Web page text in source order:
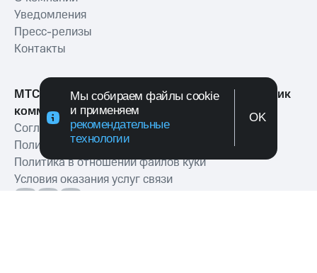
Мы собираем файлы cookie
и применяем
рекомендательные
технологии
OK
Уведомления
Пресс-релизы
Контакты
МТС Exolve (АО «МТТ») — ведущий разработчик
коммуникационных решений для бизнеса
Согласие на обработку персональных данных
Политика обработки персональных данных
Политика в отношении файлов куки
Условия оказания услуг связи